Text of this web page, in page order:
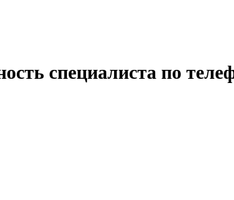
специалиста по